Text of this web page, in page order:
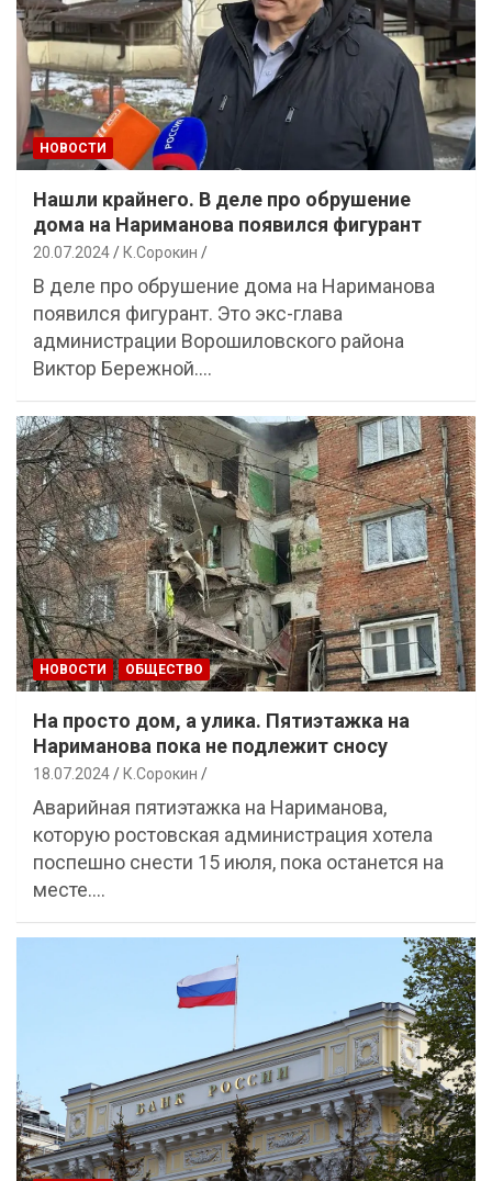
НОВОСТИ
Нашли крайнего. В деле про обрушение
дома на Нариманова появился фигурант
20.07.2024 К.Сорокин
В деле про обрушение дома на Нариманова
появился фигурант. Это экс-глава
администрации Ворошиловского района
Виктор Бережной.…
НОВОСТИ ОБЩЕСТВО
На просто дом, а улика. Пятиэтажка на
Нариманова пока не подлежит сносу
18.07.2024 К.Сорокин
Аварийная пятиэтажка на Нариманова,
которую ростовская администрация хотела
поспешно снести 15 июля, пока останется на
месте.…